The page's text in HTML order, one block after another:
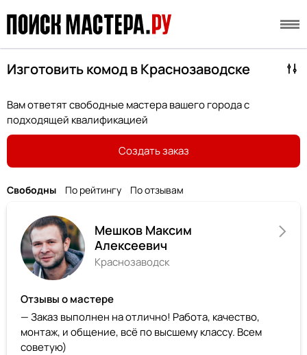
Изготовить комод в Краснозаводске
Вам ответят свободные мастера вашего города с
подходящей квалификацией
Создать заказ
Свободны По рейтингу По отзывам
Мешков Максим
Алексеевич
Краснозаводск
Отзывы о мастере
— Заказ выполнен на отлично! Работа, качество,
монтаж, и общение, всё по высшему классу. Всем
советую)